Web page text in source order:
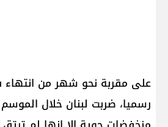
على مقربة نحو شهر من انتهاء
رسميا، ضربت لبنان خلال